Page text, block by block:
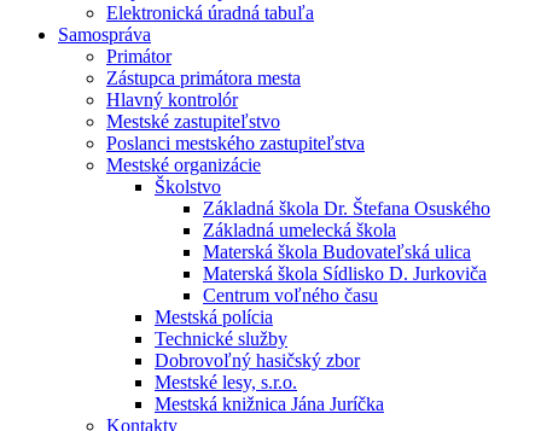
Elektronická úradná tabuľa
Samospráva
Primátor
Zástupca primátora mesta
Hlavný kontrolór
Mestské zastupiteľstvo
Poslanci mestského zastupiteľstva
Mestské organizácie
Školstvo
Základná škola Dr. Štefana Osuského
Základná umelecká škola
Materská škola Budovateľská ulica
Materská škola Sídlisko D. Jurkoviča
Centrum voľného času
Mestská polícia
Technické služby
Dobrovoľný hasičský zbor
Mestské lesy, s.r.o.
Mestská knižnica Jána Juríčka
Kontakty